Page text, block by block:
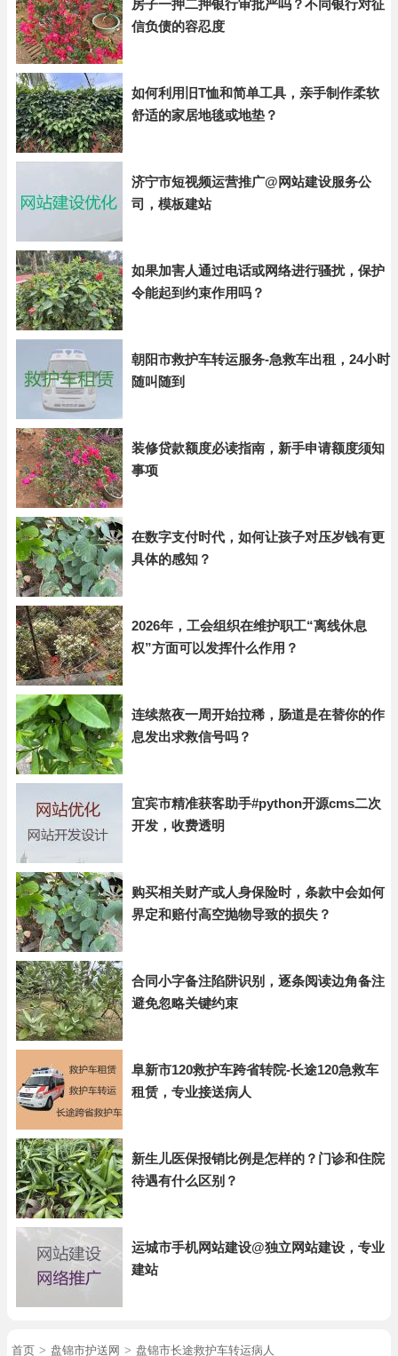
房子一押二押银行审批严吗？不同银行对征
信负债的容忍度
如何利用旧T恤和简单工具，亲手制作柔软
舒适的家居地毯或地垫？
济宁市短视频运营推广@网站建设服务公
司，模板建站
如果加害人通过电话或网络进行骚扰，保护
令能起到约束作用吗？
朝阳市救护车转运服务-急救车出租，24小时
随叫随到
装修贷款额度必读指南，新手申请额度须知
事项
在数字支付时代，如何让孩子对压岁钱有更
具体的感知？
2026年，工会组织在维护职工“离线休息
权”方面可以发挥什么作用？
连续熬夜一周开始拉稀，肠道是在替你的作
息发出求救信号吗？
宜宾市精准获客助手#python开源cms二次
开发，收费透明
购买相关财产或人身保险时，条款中会如何
界定和赔付高空抛物导致的损失？
合同小字备注陷阱识别，逐条阅读边角备注
避免忽略关键约束
阜新市120救护车跨省转院-长途120急救车
租赁，专业接送病人
新生儿医保报销比例是怎样的？门诊和住院
待遇有什么区别？
运城市手机网站建设@独立网站建设，专业
建站
首页 > 盘锦市护送网 > 盘锦市长途救护车转运病人